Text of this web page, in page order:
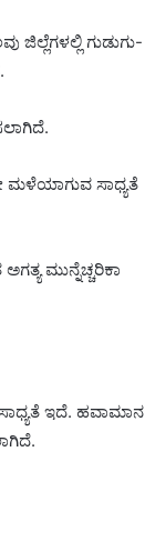
ಜಿಲ್ಲೆಗಳಲ್ಲಿ ಗುಡುಗು-
ಮಳೆಯಾಗುವ ಸಾಧ್ಯತೆ
ಮುನ್ನೆಚ್ಚರಿಕಾ
ಇದೆ. ಹವಾಮಾನ